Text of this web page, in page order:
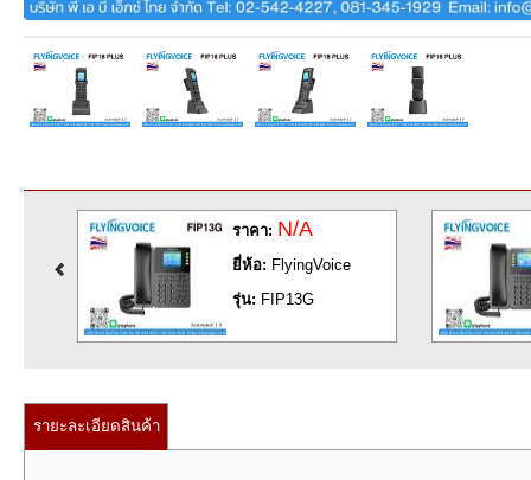
ราคา: N/A
ยี่ห้อ: FlyingVoice
รุ่น: FIP13G
รายะละเอียดสินค้า